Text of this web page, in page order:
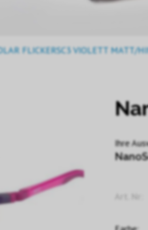
FLICKERSC3 VIOLETT MATT/
Ihre